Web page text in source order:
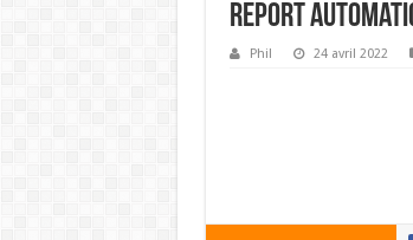
Report
Phil 24 avril 2022